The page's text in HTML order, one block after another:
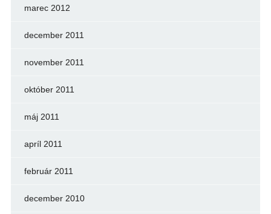
marec 2012
december 2011
november 2011
október 2011
máj 2011
apríl 2011
február 2011
december 2010